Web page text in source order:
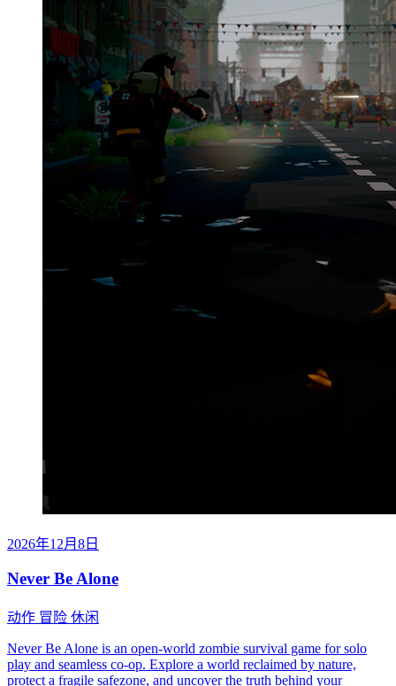
2026年12月8日
Never Be Alone
动作 冒险 休闲
Never Be Alone is an open-world zombie survival game for solo
play and seamless co-op. Explore a world reclaimed by nature,
protect a fragile safezone, and uncover the truth behind your